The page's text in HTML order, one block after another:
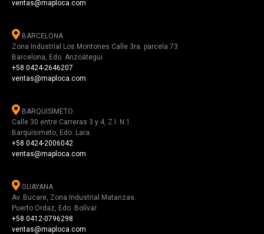
ventas@maploca.com
BARCELONA
Zona Industrial Los Montones Calle 3ra. parcela 73
Barcelona, Edo. Anzoátegui.
+58 0424-2646207
ventas@maploca.com
BARQUISIMETO
Calle 30 entre Carreras 3 y 4, Z.I. N.1.
Barquisimeto, Edo. Lara.
+58 0424-2006042
ventas@maploca.com
GUAYANA
Av. Bucare, Zona Industrial Matanzas.
Puerto Ordaz, Edo. Bolívar.
+58 0412-0796298
ventas@maploca.com